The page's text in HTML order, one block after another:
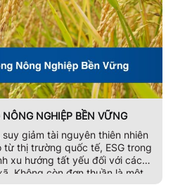
NÔNG NGHIỆP BỀN VỮNG
giảm tài nguyên thiên nhiên
thị trường quốc tế, ESG trong
xu hướng tất yếu đối với các
Không còn đơn thuần là một